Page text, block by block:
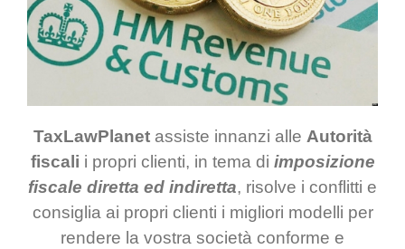
TaxLawPlanetassiste innanzi alle Autorità
fiscali i propri clienti, in tema di imposizione
fiscale diretta ed indiretta, risolve i conflitti e
consiglia ai propri clienti i migliori modelli per
rendere la vostra società conforme e